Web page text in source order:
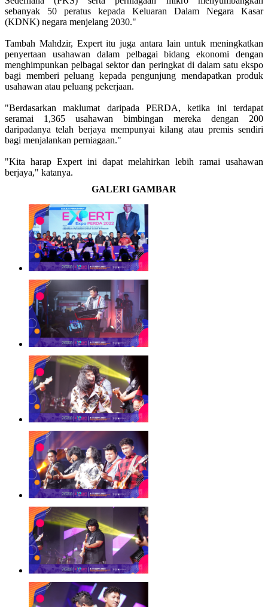
sebanyak 50 peratus kepada Keluaran Dalam Negara Kasar
(KDNK) negara menjelang 2030."
Tambah Mahdzir, Expert itu juga antara lain untuk meningkatkan
penyertaan usahawan dalam pelbagai bidang ekonomi dengan
menghimpunkan pelbagai sektor dan peringkat di dalam satu ekspo
bagi memberi peluang kepada pengunjung mendapatkan produk
usahawan atau peluang pekerjaan.
"Berdasarkan maklumat daripada PERDA, ketika ini terdapat
seramai 1,365 usahawan bimbingan mereka dengan 200
daripadanya telah berjaya mempunyai kilang atau premis sendiri
bagi menjalankan perniagaan."
"Kita harap Expert ini dapat melahirkan lebih ramai usahawan
berjaya," katanya.
GALERI GAMBAR